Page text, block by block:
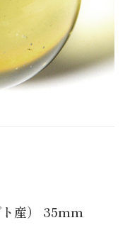
ト産） 35mm